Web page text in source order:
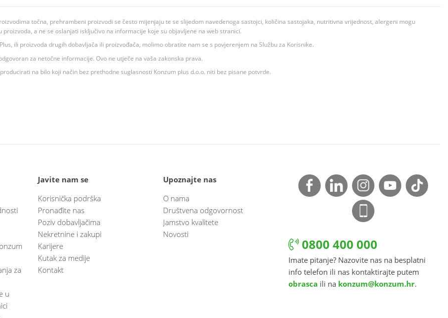
točna, prehrambeni proizvodi se često mijenjaju te se slijedom navedenoga sastojci, količina sastojaka, nutritivna vrijednost, alergeni mogu
a ne se oslanjati isključivo na informacije koje su objavljene na web stranici.
ili proizvoda drugih dobavljača ili proizvođača, molimo obratite nam se s povjerenjem na Službu za Korisnike.
za netočne informacije. Ovo ne utječe na vaša zakonska prava.
na bilo koji način bez prethodne suglasnosti Konzum plus d.o.o. niti bez pisane potvrde.
za
u
Javite nam se
Korisnička podrška
Pronađite nas
Poziv dobavljačima
Nekretnine i zakupi
Karijere
Kutak za medije
Kontakt
Upoznajte nas
O nama
Društvena odgovornost
Jamstvo kvalitete
Novosti
0800 400 000
Imate pitanje? Nazovite nas na besplatni
info telefon ili nas kontaktirajte putem
obrasca ili na konzum@konzum.hr.